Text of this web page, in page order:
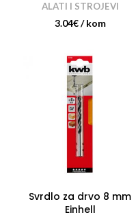
ALATI I STROJEVI
3.04€/ kom
Svrdlo za drvo 8 mm
Einhell